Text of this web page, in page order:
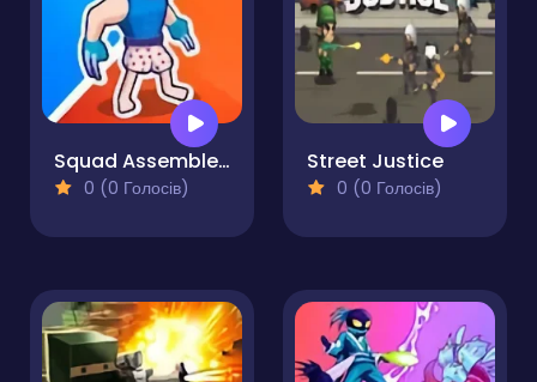
Squad Assembler - Red vs Blue
0 (0 Голосів)
Street Justice
0 (0 Голосів)